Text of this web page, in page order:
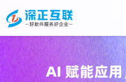
AI 赋能应